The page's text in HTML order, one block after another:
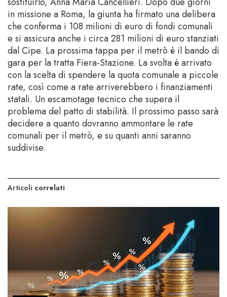
in missione a Roma, la giunta ha firmato una delibera
che conferma i 108 milioni di euro di fondi comunali
e si assicura anche i circa 281 milioni di euro stanziati
dal Cipe. La prossima tappa per il metrò è il bando di
gara per la tratta Fiera-Stazione. La svolta è arrivato
con la scelta di spendere la quota comunale a piccole
rate, così come a rate arriverebbero i finanziamenti
statali. Un escamotage tecnico che supera il
problema del patto di stabilità. Il prossimo passo sarà
decidere a quanto dovranno ammontare le rate
comunali per il metrò, e su quanti anni saranno
suddivise.
Articoli correlati